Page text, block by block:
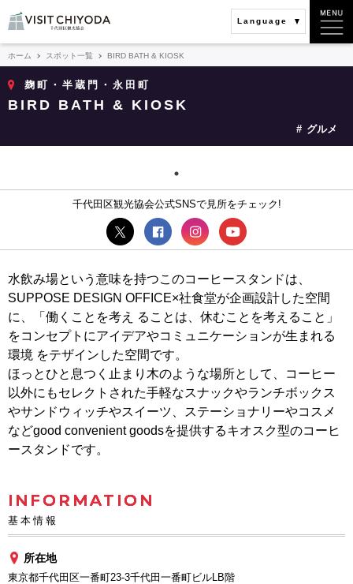
Language
ホーム スポット一覧 BIRD BATH & KIOSK
麹町・半蔵門・永田町
BIRD BATH & KIOSK
グルメ
千代田区観光協会公式SNSで見所をチェック!
水飲み場という意味を持つこのコーヒースタンドは、
SUPPOSE DESIGN OFFICE×社食堂が企画設計した空間
に、「働くことを考え ることは、休むことを考えること」
をコンセプトにアイデアやコミュニケーションが生まれる
環境 をテザインした空間です。
ほっとひと息つく止まり木のような場所として、コーヒー
以外にもセレクトされた手軽なスナックやランチボックス
やサンドウィッチやスイーツ、ステーショナリーやコスメ
などgood convenient goodsを提供するキオスク型のコーヒ
ースタンドです。
INFORMATION
基本情報
所在地
東京都千代田区一番町23-3千代田一番町ビルLB階